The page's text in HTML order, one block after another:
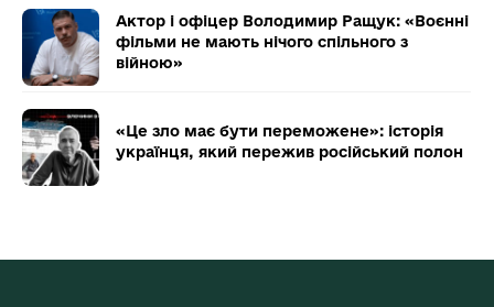
Актор і офіцер Володимир Ращук: «Воєнні
фільми не мають нічого спільного з
війною»
«Це зло має бути переможене»: історія
українця, який пережив російський полон